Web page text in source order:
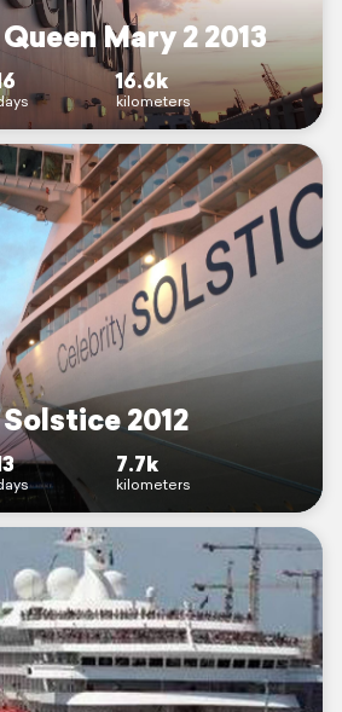
Mary 2 2013
16.6k
kilometers
2012
7.7k
kilometers